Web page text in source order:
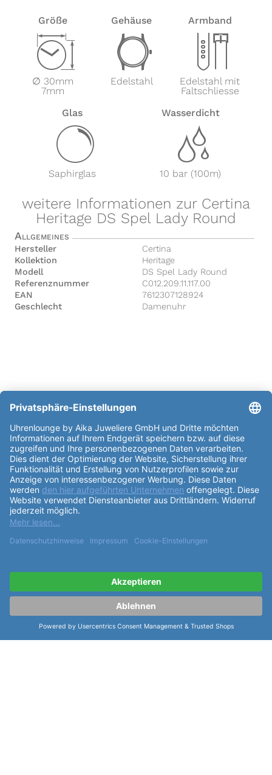
Größe
Z
∅ 30mm
7mm
Gehäuse
w
Edelstahl
Armband
x
Edelstahl mit
Faltschliesse
Glas
y
Saphirglas
Wasserdicht
z
10 bar (100m)
weitere Informationen zur Certina
Heritage DS Spel Lady Round
Allgemeines
Hersteller
Certina
Kollektion
Heritage
Modell
DS Spel Lady Round
Referenznummer
C012.209.11.117.00
EAN
7612307128924
Geschlecht
Damenuhr